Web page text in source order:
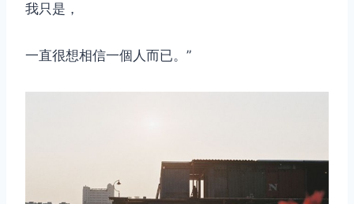
我只是，
一直很想相信一個人而已。”